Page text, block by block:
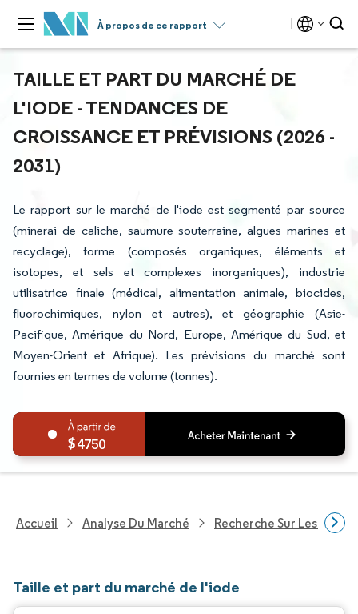
À propos de ce rapport
TAILLE ET PART DU MARCHÉ DE
L'IODE - TENDANCES DE
CROISSANCE ET PRÉVISIONS (2026 -
2031)
Le rapport sur le marché de l'iode est segmenté par source
(minerai de caliche, saumure souterraine, algues marines et
recyclage), forme (composés organiques, éléments et
isotopes, et sels et complexes inorganiques), industrie
utilisatrice finale (médical, alimentation animale, biocides,
fluorochimiques, nylon et autres), et géographie (Asie-
Pacifique, Amérique du Nord, Europe, Amérique du Sud, et
Moyen-Orient et Afrique). Les prévisions du marché sont
fournies en termes de volume (tonnes).
4750
Accueil Analyse Du Marché Recherche Sur Les
Taille et part du marché de l'iode